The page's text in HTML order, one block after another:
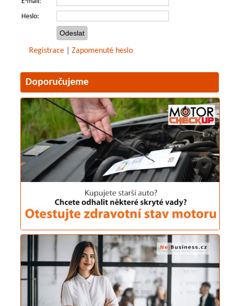
Heslo:
Registrace Zapomenuté heslo
Doporučujeme